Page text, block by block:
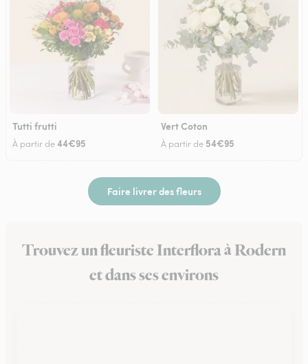
Tutti frutti
À partir de44€95
Vert Coton
À partir de 54€95
Faire livrer des fleurs
Trouvez un fleuriste Interflora à Rodern
et dans ses environs